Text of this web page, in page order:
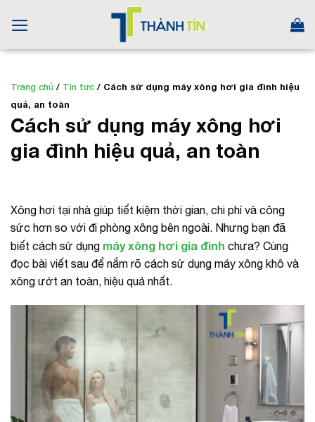
Trang chủ / Tin tức / Cách sử dụng máy xông hơi gia đình hiệu
quả, an toàn
Cách sử dụng máy xông hơi
gia đình hiệu quả, an toàn
Xông hơi tại nhà giúp tiết kiệm thời gian, chi phí và công
sức hơn so với đi phòng xông bên ngoài. Nhưng bạn đã
biết cách sử dụng máy xông hơi gia đình chưa? Cùng
đọc bài viết sau để nắm rõ cách sử dụng máy xông khô và
xông ướt an toàn, hiệu quả nhất.